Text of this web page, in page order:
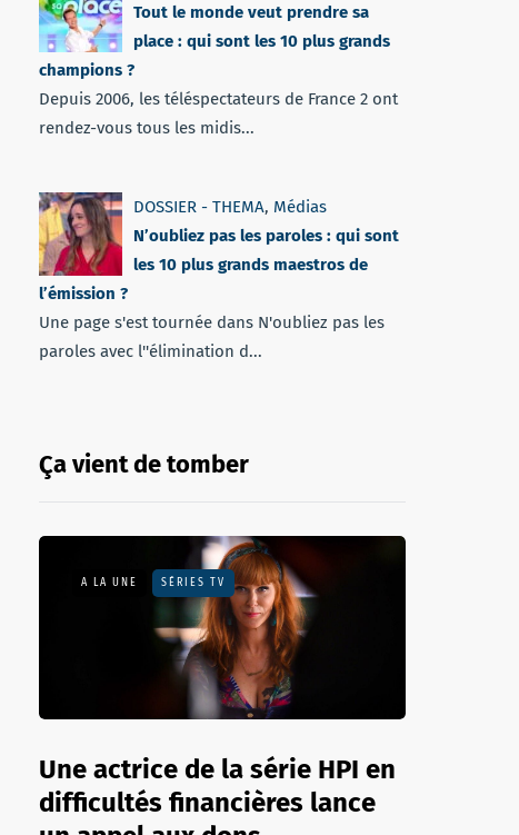
Tout le monde veut prendre sa
place : qui sont les 10 plus grands
champions ?
Depuis 2006, les téléspectateurs de France 2 ont
rendez-vous tous les midis...
DOSSIER - THEMA, Médias
N’oubliez pas les paroles : qui sont
les 10 plus grands maestros de
l’émission ?
Une page s'est tournée dans N'oubliez pas les
paroles avec l''élimination d...
Ça vient de tomber
A LA UNE SÉRIES TV
Une actrice de la série HPI en
difficultés financières lance